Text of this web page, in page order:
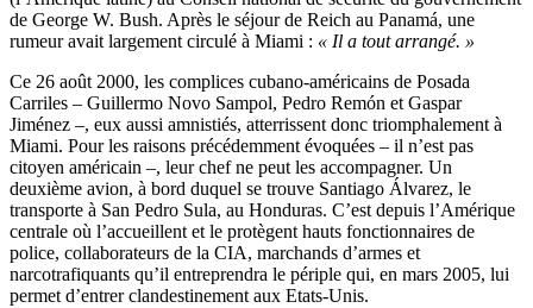
de George W. Bush. Après le séjour de Reich au Panamá, une
rumeur avait largement circulé à Miami : « Il a tout arrangé. »
Ce 26 août 2000, les complices cubano-américains de Posada
Carriles – Guillermo Novo Sampol, Pedro Remón et Gaspar
Jiménez –, eux aussi amnistiés, atterrissent donc triomphalement à
Miami. Pour les raisons précédemment évoquées – il n’est pas
citoyen américain –, leur chef ne peut les accompagner. Un
deuxième avion, à bord duquel se trouve Santiago Álvarez, le
transporte à San Pedro Sula, au Honduras. C’est depuis l’Amérique
centrale où l’accueillent et le protègent hauts fonctionnaires de
police, collaborateurs de la CIA, marchands d’armes et
narcotrafiquants qu’il entreprendra le périple qui, en mars 2005, lui
permet d’entrer clandestinement aux Etats-Unis.